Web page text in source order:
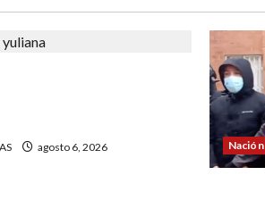
agosto 6, 2026 Nación